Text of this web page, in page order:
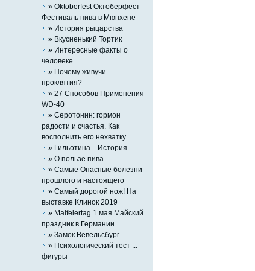
» Oktoberfest Октоберфест
Фестиваль пива в Мюнхене
» История рыцарства
» Вкусненький Тортик
» Интересные факты о
человеке
» Почему живучи
проклятия?
» 27 Способов Применения
WD-40
» Серотонин: гормон
радости и счастья. Как
восполнить его нехватку
» Гильотина .. История
» О пользе пива
» Самые Опасные болезни
прошлого и настоящего
» Самый дорогой нож! На
выставке Клинок 2019
» Maifeiertag 1 мая Майский
праздник в Германии
» Замок Вевельсбург
» Психологический тест ...
фигуры